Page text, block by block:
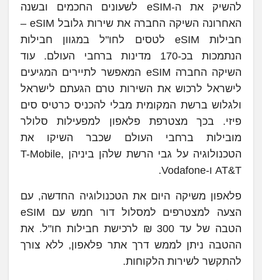
להשיק את ה-eSIM לשעונים החכמים ובשנה
האחרונה השיקה החברה את שירות גלובל eSIM –
חבילות eSIM לטסים לחו"ל במגוון חבילות
הנתמכות בכ-170 מדינות ברחבי העולם. עוד
השיקה החברה eSIM המאפשר לתיירים המגיעים
לישראל לרכוש את השירות טרם הגעתם לישראל
ולגלוש ברשת המקומית מבלי להכניס כרטיס סים
פיזי. בכך מצטרפת פלאפון למפעילות סלולר
מובילות ברחבי העולם שכבר השיקו את
הטכנולוגיה על גבי הרשת שלהן ביניהן T-Mobile,
AT&T ו-Vodafone.
פלאפון משיקה היום את הטכנולוגיה החדשה, עם
הצעה למצטרפים למסלול דור חמש עם eSIM
הטבה של עד 300 ₪ לרכישת חבילות חו"ל. את
ההטבה ניתן לממש דרך אתר פלאפון, ללא צורך
להתקשר לשירות הלקוחות.